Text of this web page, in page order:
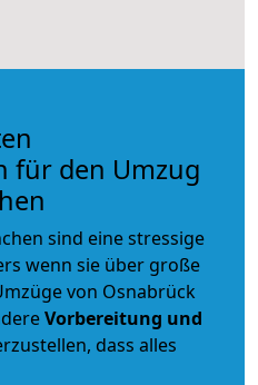
für den Umzug
sind eine stressige
wenn sie über große
von Osnabrück
Vorbereitung und
dass alles